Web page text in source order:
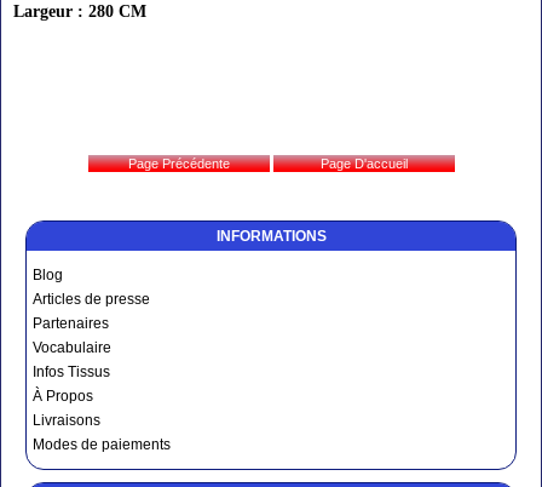
INFORMATIONS
Blog
Articles de presse
Partenaires
Vocabulaire
Infos Tissus
À Propos
Livraisons
Modes de paiements
Largeur : 280 CM